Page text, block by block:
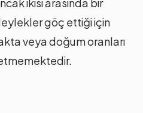
ikisi arasında bir
göç ettiği için
veya doğum oranları